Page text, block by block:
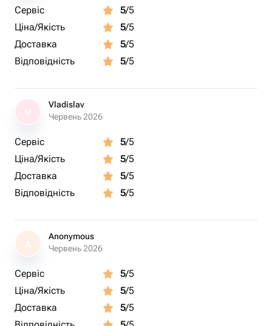
Сервіс 5/5
Ціна/Якість
5/5
Доставка
5/5
Відповідність
5/5
Vladislav
Червень 2026
Сервіс 5/5
Ціна/Якість
5/5
Доставка
5/5
Відповідність
5/5
A
Anonymous
Червень 2026
Сервіс 5/5
Ціна/Якість
5/5
Доставка
5/5